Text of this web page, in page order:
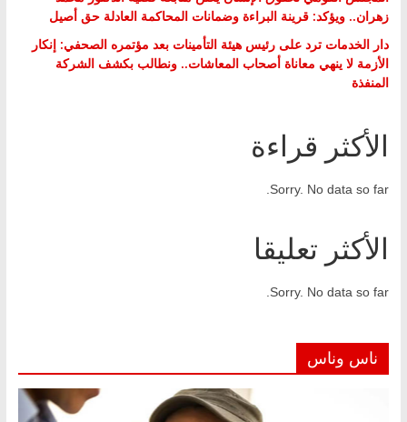
زهران.. ويؤكد: قرينة البراءة وضمانات المحاكمة العادلة حق أصيل
دار الخدمات ترد على رئيس هيئة التأمينات بعد مؤتمره الصحفي: إنكار
الأزمة لا ينهي معاناة أصحاب المعاشات.. ونطالب بكشف الشركة
المنفذة
الأكثر قراءة
Sorry. No data so far.
الأكثر تعليقا
Sorry. No data so far.
ناس وناس